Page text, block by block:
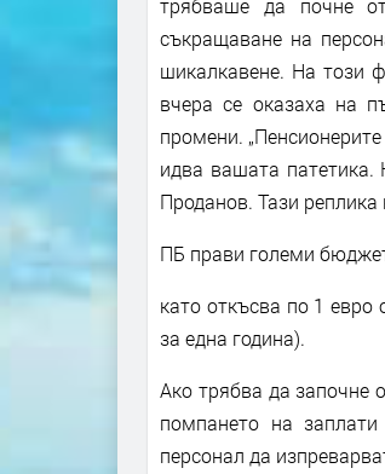
трябваше да почне
съкращаване на
шикалкавене. На този
вчера се оказаха на
промени.
идва вашата патетика.
Проданов. Тази реплика
ПБ прави големи
като откъсва по 1 евро
за една година).
Ако трябва да започне
помпането на
персонал да